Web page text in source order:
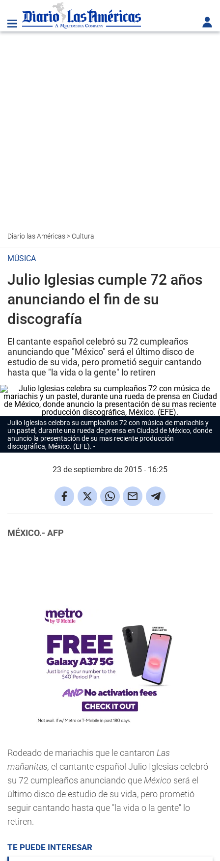
Diario las Américas> Cultura
MÚSICA
Julio Iglesias cumple 72 años
anunciando el fin de su
discografía
El cantante español celebró su 72 cumpleaños
anunciando que "México" será el último disco de
estudio de su vida, pero prometió seguir cantando
hasta que "la vida o la gente" lo retiren
Julio Iglesias celebra su cumpleaños 72 con música de mariachis y
un pastel, durante una rueda de prensa en Ciudad de México, donde
anuncio la presentación de su mas reciente producción
discográfica, México. (EFE).
23 de septiembre de 2015 - 16:25
MÉXICO.- AFP
Rodeado de mariachis que le cantaron Las
mañanitas, el cantante español Julio Iglesias celebró
su 72 cumpleaños anunciando que México será el
último disco de estudio de su vida, pero prometió
seguir cantando hasta que "la vida o la gente" lo
retiren.
TE PUEDE INTERESAR